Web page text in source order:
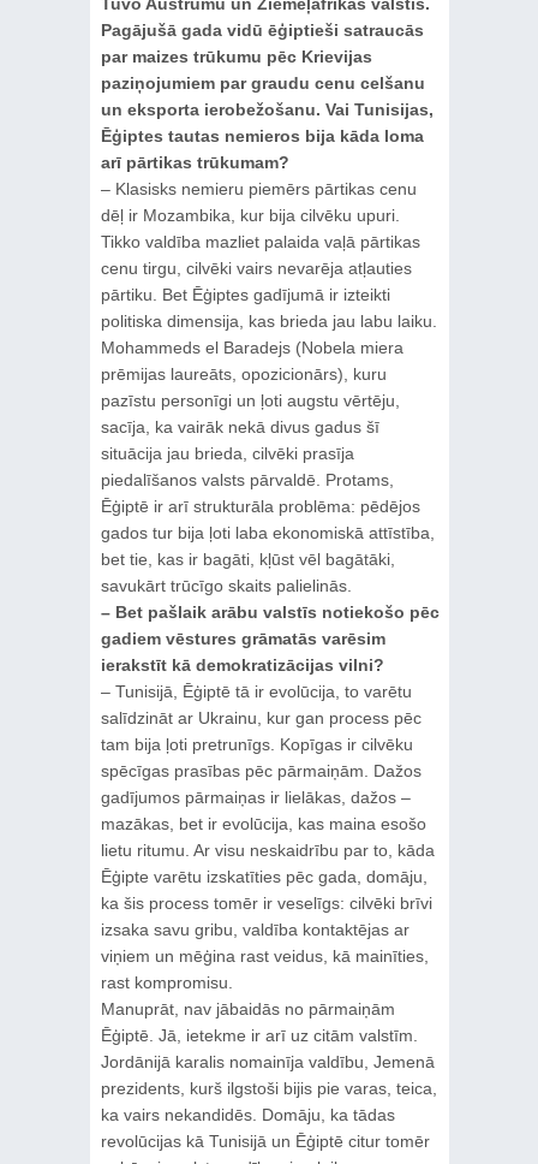
Pagājušā gada vidū ēģiptieši satraucās
par maizes trūkumu pēc Krievijas
paziņojumiem par graudu cenu celšanu
un eksporta ierobežošanu. Vai Tunisijas,
Ēģiptes tautas nemieros bija kāda loma
arī pārtikas trūkumam?
– Klasisks nemieru piemērs pārtikas cenu
dēļ ir Mozambika, kur bija cilvēku upuri.
Tikko valdība mazliet palaida vaļā pārtikas
cenu tirgu, cilvēki vairs nevarēja atļauties
pārtiku. Bet Ēģiptes gadījumā ir izteikti
politiska dimensija, kas brieda jau labu laiku.
Mohammeds el Baradejs (Nobela miera
prēmijas laureāts, opozicionārs), kuru
pazīstu personīgi un ļoti augstu vērtēju,
sacīja, ka vairāk nekā divus gadus šī
situācija jau brieda, cilvēki prasīja
piedalīšanos valsts pārvaldē. Protams,
Ēģiptē ir arī strukturāla problēma: pēdējos
gados tur bija ļoti laba ekonomiskā attīstība,
bet tie, kas ir bagāti, kļūst vēl bagātāki,
savukārt trūcīgo skaits palielinās.
– Bet pašlaik arābu valstīs notiekošo pēc
gadiem vēstures grāmatās varēsim
ierakstīt kā demokratizācijas vilni?
– Tunisijā, Ēģiptē tā ir evolūcija, to varētu
salīdzināt ar Ukrainu, kur gan process pēc
tam bija ļoti pretrunīgs. Kopīgas ir cilvēku
spēcīgas prasības pēc pārmaiņām. Dažos
gadījumos pārmaiņas ir lielākas, dažos –
mazākas, bet ir evolūcija, kas maina esošo
lietu ritumu. Ar visu neskaidrību par to, kāda
Ēģipte varētu izskatīties pēc gada, domāju,
ka šis process tomēr ir veselīgs: cilvēki brīvi
izsaka savu gribu, valdība kontaktējas ar
viņiem un mēģina rast veidus, kā mainīties,
rast kompromisu.
Manuprāt, nav jābaidās no pārmaiņām
Ēģiptē. Jā, ietekme ir arī uz citām valstīm.
Jordānijā karalis nomainīja valdību, Jemenā
prezidents, kurš ilgstoši bijis pie varas, teica,
ka vairs nekandidēs. Domāju, ka tādas
revolūcijas kā Tunisijā un Ēģiptē citur tomēr